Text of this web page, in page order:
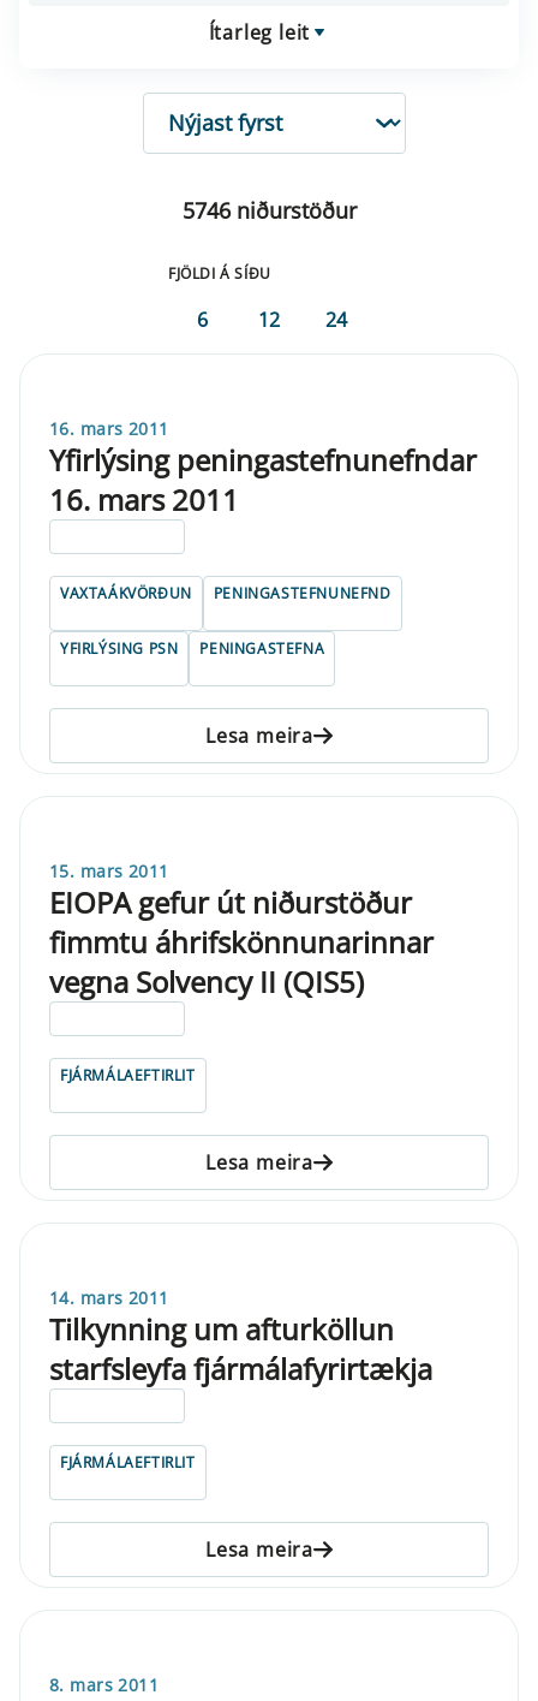
Ítarleg leit
RÖÐUN
5746 niðurstöður
FJÖLDI Á SÍÐU
6 12 24
16. mars 2011
Yfirlýsing peningastefnunefndar
16. mars 2011
VAXTAÁKVÖRÐUN PENINGASTEFNUNEFND
YFIRLÝSING PSN PENINGASTEFNA
Lesa meira
15. mars 2011
EIOPA gefur út niðurstöður
fimmtu áhrifskönnunarinnar
vegna Solvency II (QIS5)
FJÁRMÁLAEFTIRLIT
Lesa meira
14. mars 2011
Tilkynning um afturköllun
starfsleyfa fjármálafyrirtækja
FJÁRMÁLAEFTIRLIT
Lesa meira
8. mars 2011